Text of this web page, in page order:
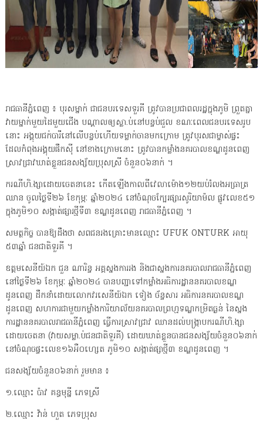
រាជធានី​ភ្នំពេញ ៖ បុរស​ម្នាក់ ជា​ជនបរទេស​ទួ​រ​គី ត្រូវ​បាន​ប្រជាពលរដ្ឋ​ក្នុងភូមិ ព្រួត​គ្នា​
វាយ​ម្នាក់​មួយ​ដៃ​មួយ​ជើង បណ្តាល​ឲ្យ​ស្លា​.​ប់​នៅ​បន្ទប់​ជួល ខណៈ​ពេល​ជនបរទេស​រូប​
នោះ អង្គុយ​ជក់បារី​នៅ​លើ​បន្ទប់​ហើយ​ទម្លាក់​ចាន​មក​ក្រោម ត្រូវ​បុរស​ជា​ម្ចាស់ផ្ទះ
ដែល​កំពុង​អង្គុយ​ផឹកស៊ី នៅ​ខាងក្រោម​នោះ ត្រូវ​បាន​កម្លាំង​នគរបាល​ខណ្ឌដូនពេញ
ស្រាវជ្រាវ​ឃាត់ខ្លួន​ជនសង្ស័យ​ប្រុស​ស្រី ចំនួន​០៦​នាក់ ។
ករណី​ហិ​.​ង្សា​ដោយ​ចេតនា​នេះ កើតឡើង​កាលពី​វេលា​ម៉ោង​១២​យប់​រំលង​អធ្រាត្រ​
ឈាន ចូល​ថ្ងៃ​ទី​២៦ ខែកុម្ភៈ ឆ្នាំ​២០២៤ នៅ​ចំណុច​ក្បែរ​ផ្សារ​សូ​រិ​យា​ម៉​ល ផ្លូវ​លេខ​៥១
ក្នុងភូមិ​១០ សង្កាត់​ផ្សារ​ថ្មី​ទី​៣ ខណ្ឌដូនពេញ រាជធានី​ភ្នំពេញ ។
សមត្ថកិច្ច បានឱ្យ​ដឹង​ថា សព​ជន​រង​គ្រោះ​មានឈ្មោះ UFUK ONTURK អាយុ​
៥៣​ឆ្នាំ ជនជាតិ​ទួ​រ​គី ។
ឧត្តមសេនីយ៍ឯក ជួន ណា​រិ​ន្ទ អគ្គស្នងការ​រង និង​ជា​ស្នងការ​នគរបាល​រាជធានី​ភ្នំពេញ
នៅ​ថ្ងៃ​ទី​២៦ ខែកុម្ភៈ ឆ្នាំ​២០២៤ បាន​បញ្ជា​ទៅ​កម្លាំង​អធិការដ្ឋាន​នគរបាល​ខណ្ឌ
ដូនពេញ ដឹកនាំ​ដោយ​លោក​វរសេនីយ៍ឯក ទៀង ច័ន្ទ​សារ អធិការ​នគរបាល​ខណ្ឌ
ដូនពេញ សហការ​ជាមួយ​កម្លាំង​ការិយាល័យ​នគរបាល​ព្រហ្មទណ្ឌ​កម្រិត​ធ្ងន់ នៃ​ស្នង
ការដ្ឋាន​នគរបាល​រាជធានី​ភ្នំពេញ ធ្វើការ​ស្រាវជ្រាវ ឈាន​ដល់​បង្ក្រាប​ករណី​ហិ​.​ង្សា​
ដោយ​ចេតនា (​វា​យស​ម្លា​.​ប់​ជនជាតិ​ទួ​រ​គី​) ដោយ​ឃាត់ខ្លួន​បាន​ជនសង្ស័យ​ចំនួន​០៦​នាក់
នៅ​ចំណុច​ផ្ទះ​លេខ​១៦​អឺ​០​ហ្សេ​ត ភូមិ​១០ សង្កាត់​ផ្សា​ថ្មី​៣ ខណ្ឌដូនពេញ ។
ជនសង្ស័យ​ចំនួន​០៦​នាក់ រួម​មាន ៖
១.​ឈ្មោះ ប៉ាវ គន្ធ​មុន្នី ភេទ​ស្រី
២.​ឈ្មោះ វ៉ា​ន់ ហួត ភេទ​ប្រុស